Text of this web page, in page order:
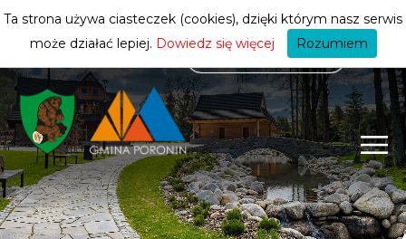
mieszkańca
Ta strona używa ciasteczek (cookies), dzięki którym nasz serwis
może działać lepiej. Dowiedz się więcej Rozumiem